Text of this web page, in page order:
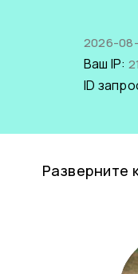
2026-
Ваш IP:
ID
Разверните